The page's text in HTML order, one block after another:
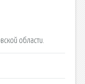
области.